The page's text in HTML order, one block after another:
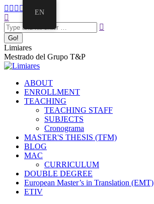
Limiares
Mestrado del Grupo T&P
ABOUT
ENROLLMENT
TEACHING
TEACHING STAFF
SUBJECTS
Cronograma
MASTER'S THESIS (TFM)
BLOG
MAC
CURRICULUM
DOUBLE DEGREE
European Master’s in Translation (EMT)
ETIV
EN